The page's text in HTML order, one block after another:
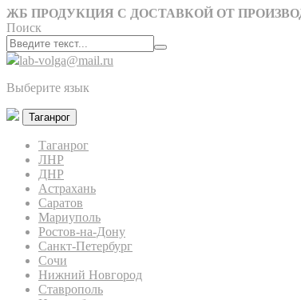
ЖБ ПРОДУКЦИЯ С ДОСТАВКОЙ ОТ
Поиск
lab-volga@mail.ru
Выберите язык
Таганрог
Таганрог
ЛНР
ДНР
Астрахань
Саратов
Мариуполь
Ростов-на-Дону
Санкт-Петербург
Сочи
Нижний Новгород
Ставрополь